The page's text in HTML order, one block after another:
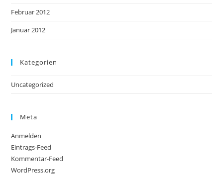
Februar 2012
Januar 2012
Kategorien
Uncategorized
Meta
Anmelden
Eintrags-Feed
Kommentar-Feed
WordPress.org